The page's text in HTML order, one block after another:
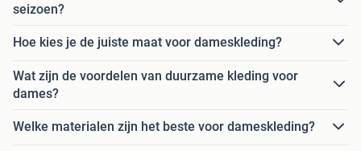
seizoen?
Hoe kies je de juiste maat voor dameskleding?
Wat zijn de voordelen van duurzame kleding voor
dames?
Welke materialen zijn het beste voor dameskleding?